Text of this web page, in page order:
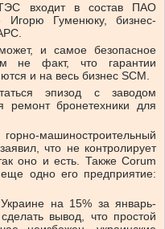
ТЭС входит в состав ПАО
Игорю Гуменюку, бизнес-
и самое безопасное
не факт, что гарантии
и на весь бизнес SCM.
эпизод с заводом
ремонт бронетехники для
машиностроительный
что не контролирует
оно и есть. Также Corum
одно его предприятие:
на 15% за январь-
вывод, что простой